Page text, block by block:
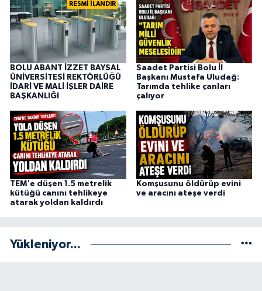
RESMİ İLANDIR
BOLU ABANT İZZET BAYSAL
ÜNİVERSİTESİ REKTÖRLÜĞÜ
İDARİ VE MALİ İŞLER DAİRE
BAŞKANLIĞI
Saadet Partisi Bolu İl
Başkanı Mustafa Uludağ:
Tarımda tehlike çanları
çalıyor
TEM'e düşen 1.5 metrelik
kütüğü canını tehlikeye
atarak yoldan kaldırdı
Komşusunu öldürüp evini
ve aracını ateşe verdi
Yükleniyor...